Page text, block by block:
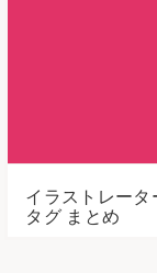
イラストレー
タグ まとめ